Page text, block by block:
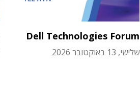
Dell Technologies Forum
שלישי, 13 באוקטובר 2026